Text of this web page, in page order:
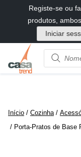
diretamente
conteúdo
Registe-se ou
produtos,
Iniciar
Product
name
Início / Cozinha /
/ Porta-Pratos de Base